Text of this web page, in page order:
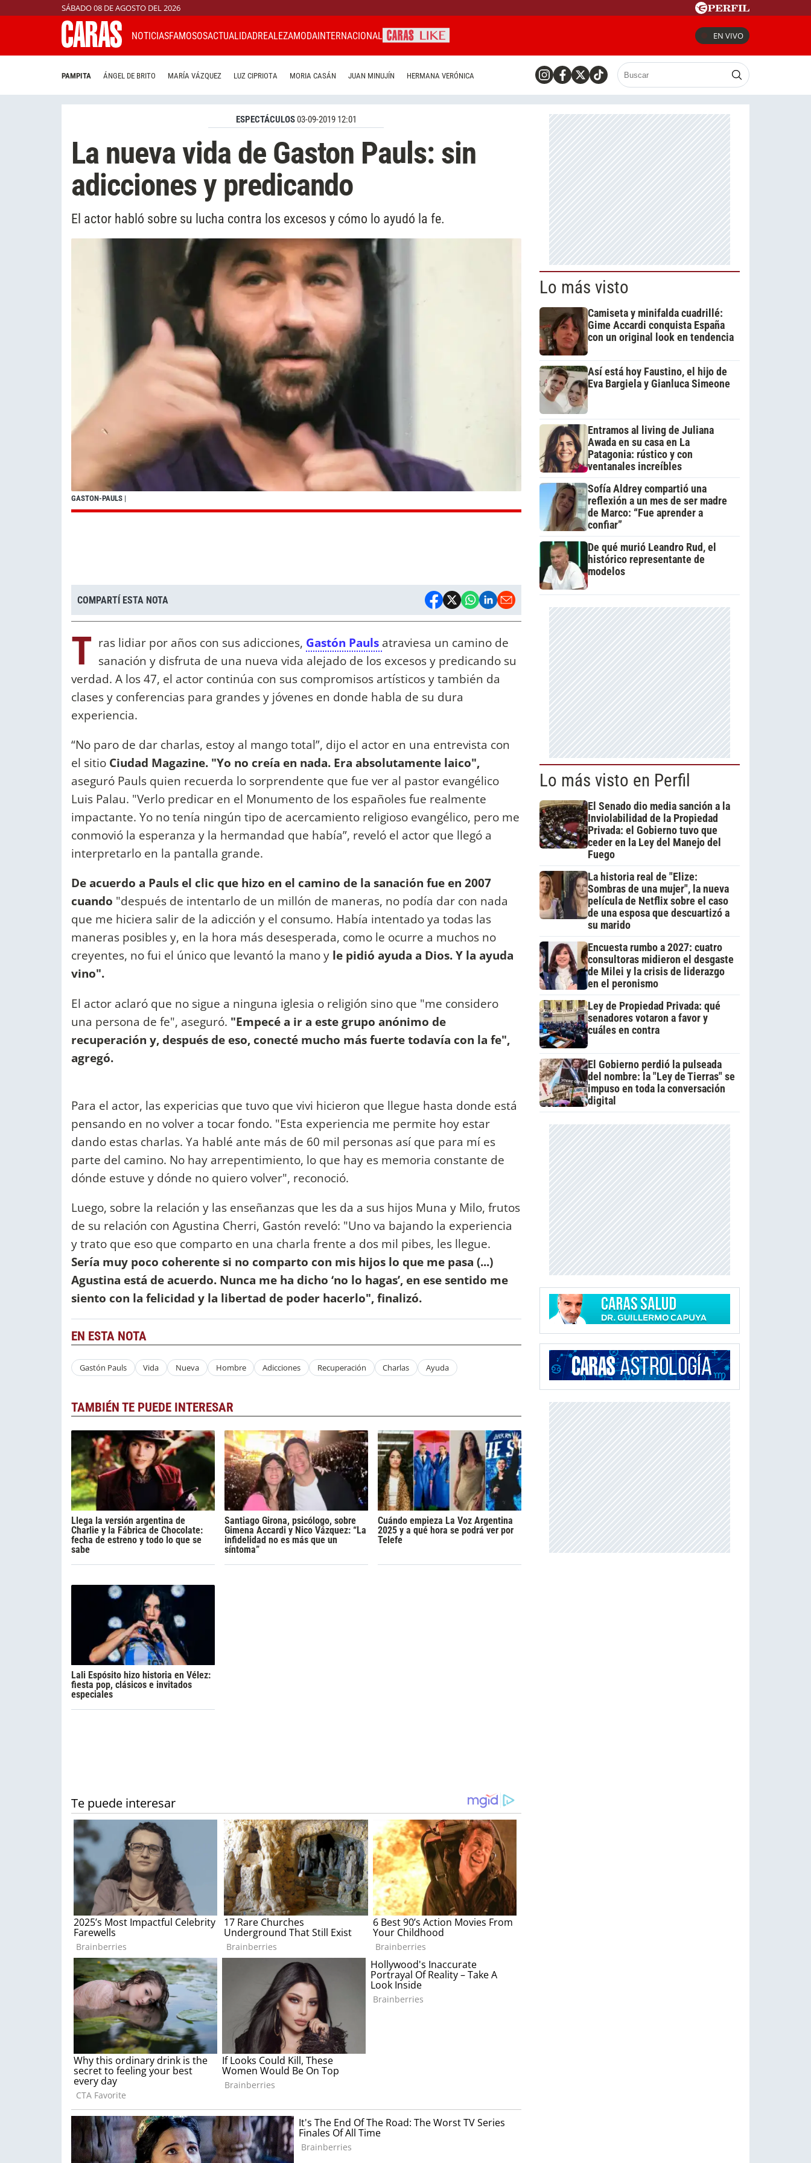
SÁBADO 08 DE AGOSTO DEL 2026
NOTICIASFAMOSOSACTUALIDADREALEZAMODAINTERNACIONAL EN VIVO
PAMPITA ÁNGEL DE BRITO MARÍA VÁZQUEZ LUZ CIPRIOTA MORIA CASÁN JUAN MINUJÍN HERMANA VERÓNICA
ESPECTÁCULOS03-09-2019 12:01
La nueva vida de Gaston Pauls: sin
adicciones y predicando
El actor habló sobre su lucha contra los excesos y cómo lo ayudó la fe.
GASTON-PAULS |
COMPARTÍ ESTA NOTA
T ras lidiar por años con sus adicciones, Gastón Pauls atraviesa un camino de
sanación y disfruta de una nueva vida alejado de los excesos y predicando su
verdad. A los 47, el actor continúa con sus compromisos artísticos y también da
clases y conferencias para grandes y jóvenes en donde habla de su dura
experiencia.
“No paro de dar charlas, estoy al mango total”, dijo el actor en una entrevista con
el sitio Ciudad Magazine. "Yo no creía en nada. Era absolutamente laico",
aseguró Pauls quien recuerda lo sorprendente que fue ver al pastor evangélico
Luis Palau. "Verlo predicar en el Monumento de los españoles fue realmente
impactante. Yo no tenía ningún tipo de acercamiento religioso evangélico, pero me
conmovió la esperanza y la hermandad que había”, reveló el actor que llegó a
interpretarlo en la pantalla grande.
De acuerdo a Pauls el clic que hizo en el camino de la sanación fue en 2007
cuando "después de intentarlo de un millón de maneras, no podía dar con nada
que me hiciera salir de la adicción y el consumo. Había intentado ya todas las
maneras posibles y, en la hora más desesperada, como le ocurre a muchos no
creyentes, no fui el único que levantó la mano y le pidió ayuda a Dios. Y la ayuda
vino".
El actor aclaró que no sigue a ninguna iglesia o religión sino que "me considero
una persona de fe", aseguró. "Empecé a ir a este grupo anónimo de
recuperación y, después de eso, conecté mucho más fuerte todavía con la fe",
agregó.
Para el actor, las expericias que tuvo que vivi hicieron que llegue hasta donde está
pensando en no volver a tocar fondo. "Esta experiencia me permite hoy estar
dando estas charlas. Ya hablé ante más de 60 mil personas así que para mí es
parte del camino. No hay arrepentimiento, lo que hay es memoria constante de
dónde estuve y dónde no quiero volver", reconoció.
Luego, sobre la relación y las enseñanzas que les da a sus hijos Muna y Milo, frutos
de su relación con Agustina Cherri, Gastón reveló: "Uno va bajando la experiencia
y trato que eso que comparto en una charla frente a dos mil pibes, les llegue.
Sería muy poco coherente si no comparto con mis hijos lo que me pasa (...)
Agustina está de acuerdo. Nunca me ha dicho ‘no lo hagas’, en ese sentido me
siento con la felicidad y la libertad de poder hacerlo", finalizó.
EN ESTA NOTA
Gastón Pauls Vida Nueva Hombre Adicciones Recuperación Charlas Ayuda
TAMBIÉN TE PUEDE INTERESAR
Llega la versión argentina de
Charlie y la Fábrica de Chocolate:
fecha de estreno y todo lo que se
sabe
Santiago Girona, psicólogo, sobre
Gimena Accardi y Nico Vázquez: “La
infidelidad no es más que un
síntoma”
Cuándo empieza La Voz Argentina
2025 y a qué hora se podrá ver por
Telefe
Lali Espósito hizo historia en Vélez:
fiesta pop, clásicos e invitados
especiales
Lo más visto
Camiseta y minifalda cuadrillé:
Gime Accardi conquista España
con un original look en tendencia
Así está hoy Faustino, el hijo de
Eva Bargiela y Gianluca Simeone
Entramos al living de Juliana
Awada en su casa en La
Patagonia: rústico y con
ventanales increíbles
Sofía Aldrey compartió una
reflexión a un mes de ser madre
de Marco: “Fue aprender a
confiar”
De qué murió Leandro Rud, el
histórico representante de
modelos
Lo más visto en Perfil
El Senado dio media sanción a la
Inviolabilidad de la Propiedad
Privada: el Gobierno tuvo que
ceder en la Ley del Manejo del
Fuego
La historia real de "Elize:
Sombras de una mujer", la nueva
película de Netflix sobre el caso
de una esposa que descuartizó a
su marido
Encuesta rumbo a 2027: cuatro
consultoras midieron el desgaste
de Milei y la crisis de liderazgo
en el peronismo
Ley de Propiedad Privada: qué
senadores votaron a favor y
cuáles en contra
El Gobierno perdió la pulseada
del nombre: la "Ley de Tierras" se
impuso en toda la conversación
digital